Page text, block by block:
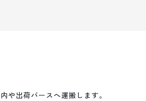
や出荷バースへ運搬します。